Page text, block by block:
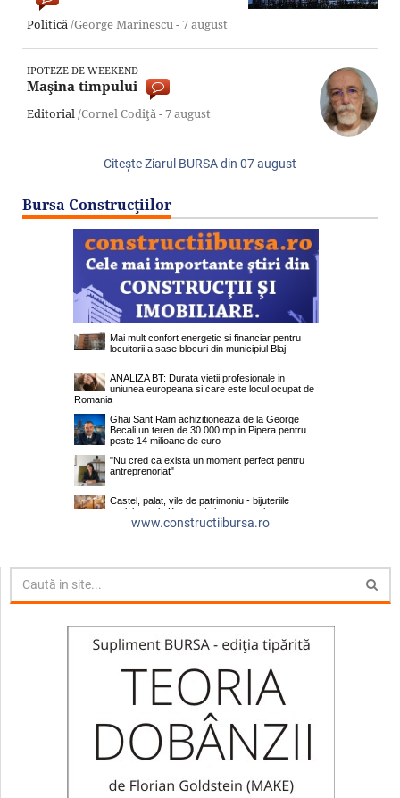
Politică/George Marinescu -7 august
IPOTEZE DE WEEKEND
Maşina timpului
Editorial/Cornel Codiţă -7 august
Citeşte Ziarul BURSA din 07 august
Bursa Construcţiilor
www.constructiibursa.ro